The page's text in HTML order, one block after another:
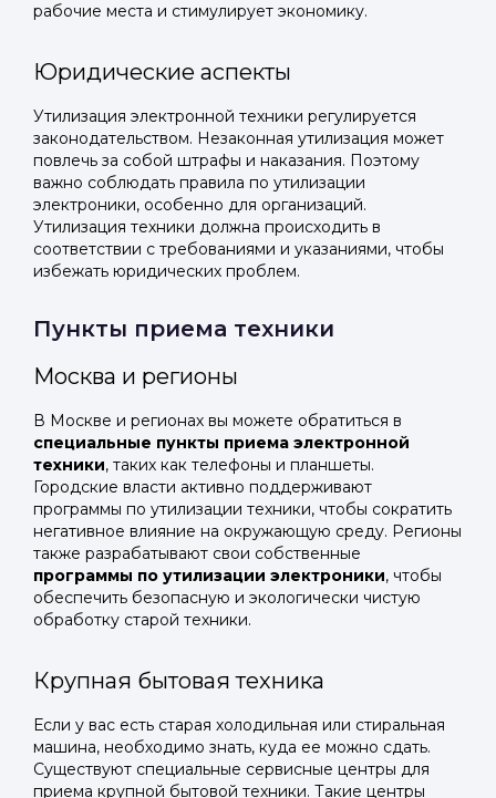
рабочие места и стимулирует экономику.
Юридические аспекты
Утилизация электронной техники регулируется
законодательством. Незаконная утилизация может
повлечь за собой штрафы и наказания. Поэтому
важно соблюдать правила по утилизации
электроники, особенно для организаций.
Утилизация техники должна происходить в
соответствии с требованиями и указаниями, чтобы
избежать юридических проблем.
Пункты приема техники
Москва и регионы
В Москве и регионах вы можете обратиться в
специальные пункты приема электронной
техники, таких как телефоны и планшеты.
Городские власти активно поддерживают
программы по утилизации техники, чтобы сократить
негативное влияние на окружающую среду. Регионы
также разрабатывают свои собственные
программы по утилизации электроники, чтобы
обеспечить безопасную и экологически чистую
обработку старой техники.
Крупная бытовая техника
Если у вас есть старая холодильная или стиральная
машина, необходимо знать, куда ее можно сдать.
Существуют специальные сервисные центры для
приема крупной бытовой техники. Такие центры